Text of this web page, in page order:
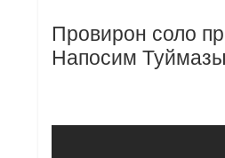
Провирон соло
Напосим Туймазы